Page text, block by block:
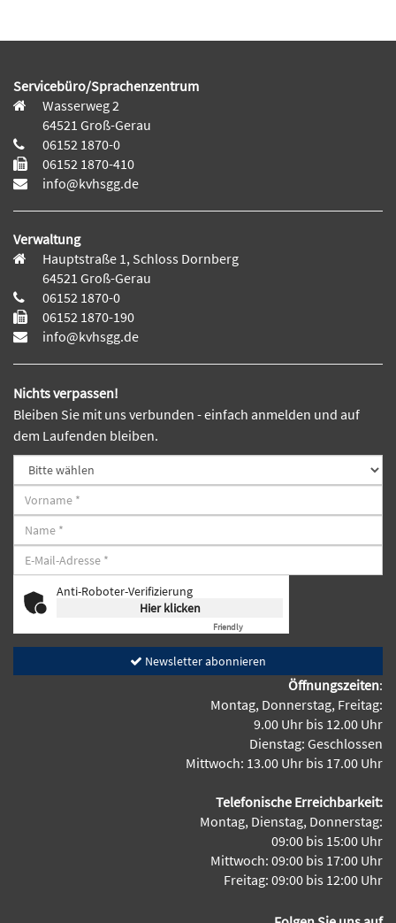
Servicebüro/Sprachenzentrum
Wasserweg 2
64521 Groß-Gerau
06152 1870-0
06152 1870-410
info@kvhsgg.de
Verwaltung
Hauptstraße 1, Schloss Dornberg
64521 Groß-Gerau
06152 1870-0
06152 1870-190
info@kvhsgg.de
Nichts verpassen!
Bleiben Sie mit uns verbunden - einfach anmelden und auf
dem Laufenden bleiben.
Anti-Roboter-Verifizierung
Hier klicken
Friendly
Newsletter abonnieren
Öffnungszeiten:
Montag, Donnerstag, Freitag:
9.00 Uhr bis 12.00 Uhr
Dienstag: Geschlossen
Mittwoch: 13.00 Uhr bis 17.00 Uhr
Telefonische Erreichbarkeit:
Montag, Dienstag, Donnerstag:
09:00 bis 15:00 Uhr
Mittwoch: 09:00 bis 17:00 Uhr
Freitag: 09:00 bis 12:00 Uhr